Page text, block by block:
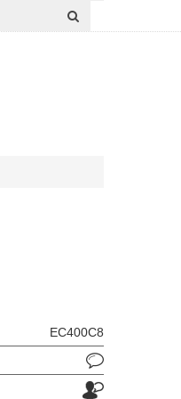
EC400C8